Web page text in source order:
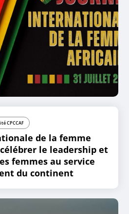
CPCCAF
de la femme
le leadership et
femmes au service
du continent